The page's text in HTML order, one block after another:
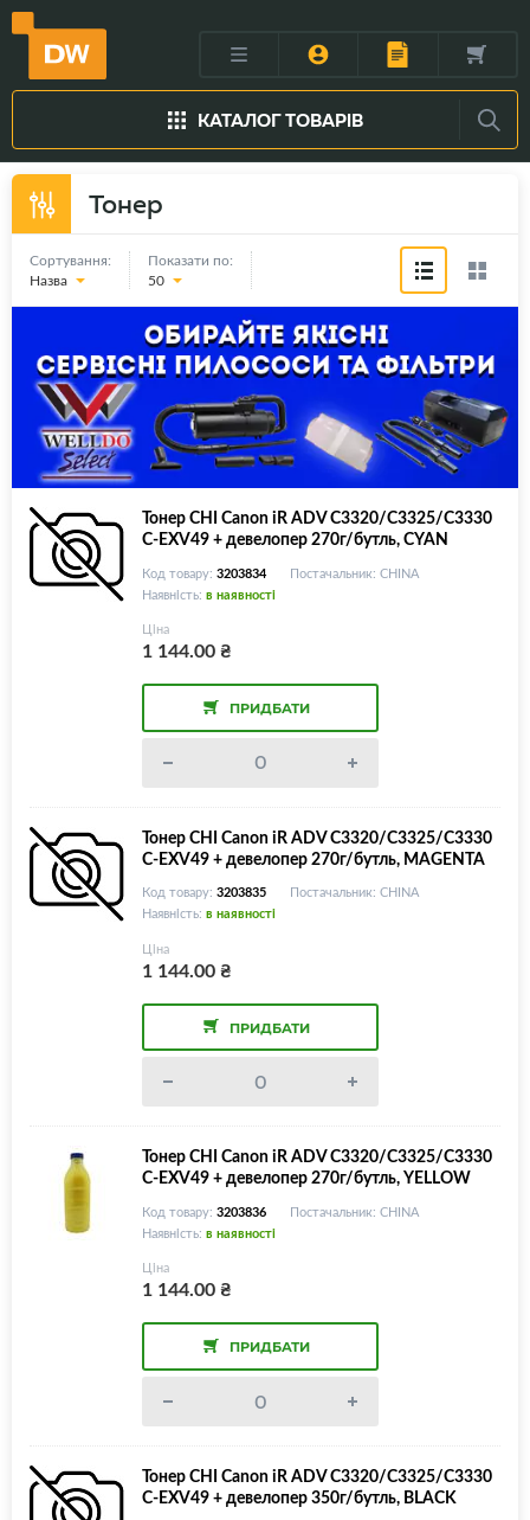
КАТАЛОГ ТОВАРІВ
Тонер
Сортування:
Назва
Показати по:
50
Тонер CHI Canon iR ADV C3320/C3325/C3330
С-EXV49 + девелопер 270г/бутль, CYAN
Код товару: 3203834
Постачальник: CHINA
Наявність: в наявності
Ціна
1 144.00₴
ПРИДБАТИ
Тонер CHI Canon iR ADV C3320/C3325/C3330
С-EXV49 + девелопер 270г/бутль, MAGENTA
Код товару: 3203835
Постачальник: CHINA
Наявність: в наявності
Ціна
1 144.00₴
ПРИДБАТИ
Тонер CHI Canon iR ADV C3320/C3325/C3330
С-EXV49 + девелопер 270г/бутль, YELLOW
Код товару: 3203836
Постачальник: CHINA
Наявність: в наявності
Ціна
1 144.00₴
ПРИДБАТИ
Тонер CHI Canon iR ADV C3320/C3325/C3330
С-EXV49 + девелопер 350г/бутль, BLACK